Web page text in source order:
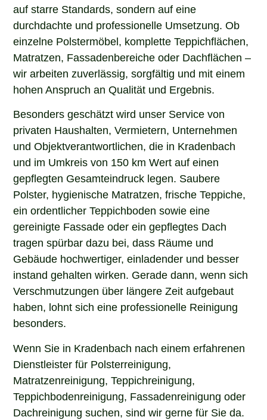
auf starre Standards, sondern auf eine
durchdachte und professionelle Umsetzung. Ob
einzelne Polstermöbel, komplette Teppichflächen,
Matratzen, Fassadenbereiche oder Dachflächen –
wir arbeiten zuverlässig, sorgfältig und mit einem
hohen Anspruch an Qualität und Ergebnis.
Besonders geschätzt wird unser Service von
privaten Haushalten, Vermietern, Unternehmen
und Objektverantwortlichen, die in Kradenbach
und im Umkreis von 150 km Wert auf einen
gepflegten Gesamteindruck legen. Saubere
Polster, hygienische Matratzen, frische Teppiche,
ein ordentlicher Teppichboden sowie eine
gereinigte Fassade oder ein gepflegtes Dach
tragen spürbar dazu bei, dass Räume und
Gebäude hochwertiger, einladender und besser
instand gehalten wirken. Gerade dann, wenn sich
Verschmutzungen über längere Zeit aufgebaut
haben, lohnt sich eine professionelle Reinigung
besonders.
Wenn Sie in Kradenbach nach einem erfahrenen
Dienstleister für Polsterreinigung,
Matratzenreinigung, Teppichreinigung,
Teppichbodenreinigung, Fassadenreinigung oder
Dachreinigung suchen, sind wir gerne für Sie da.